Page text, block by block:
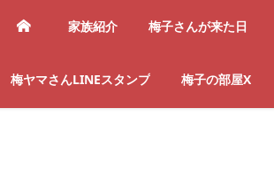
家族紹介 梅子さんが来た日
梅ヤマさんLINEスタンプ 梅子の部屋X